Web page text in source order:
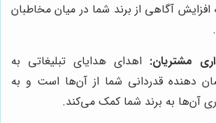
آگاهی از برند شما در میان مخاطبان
مشتریان: اهدای هدایای تبلیغاتی به
دهنده قدردانی شما از آن‌ها است و به
آن‌ها به برند شما کمک می‌کند.